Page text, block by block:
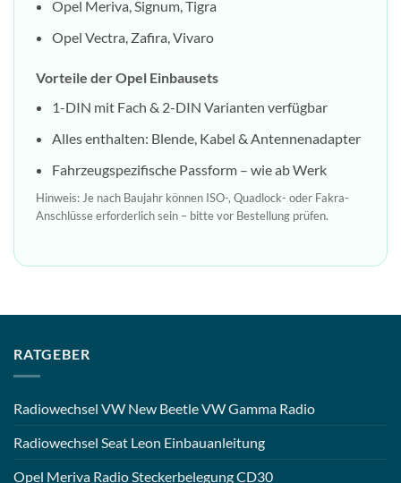
Opel Meriva, Signum, Tigra
Opel Vectra, Zafira, Vivaro
Vorteile der Opel Einbausets
1-DIN mit Fach & 2-DIN Varianten verfügbar
Alles enthalten: Blende, Kabel & Antennenadapter
Fahrzeugspezifische Passform – wie ab Werk
Hinweis: Je nach Baujahr können ISO-, Quadlock- oder Fakra-
Anschlüsse erforderlich sein – bitte vor Bestellung prüfen.
RATGEBER
Radiowechsel VW New Beetle VW Gamma Radio
Radiowechsel Seat Leon Einbauanleitung
Opel Meriva Radio Steckerbelegung CD30